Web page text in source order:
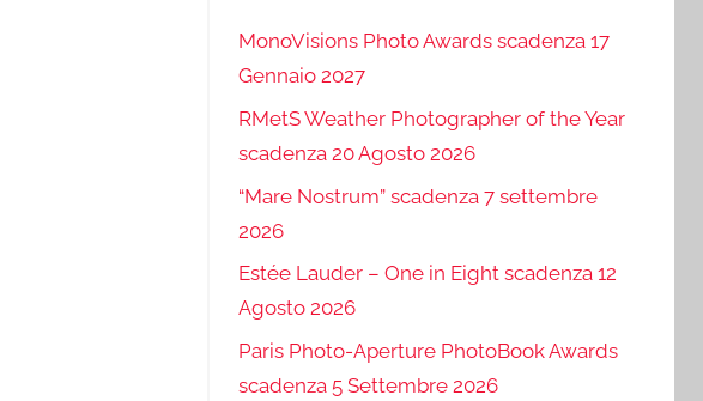
MonoVisions Photo Awards scadenza 17
Gennaio 2027
RMetS Weather Photographer of the Year
scadenza 20 Agosto 2026
“Mare Nostrum” scadenza 7 settembre
2026
Estée Lauder – One in Eight scadenza 12
Agosto 2026
Paris Photo-Aperture PhotoBook Awards
scadenza 5 Settembre 2026